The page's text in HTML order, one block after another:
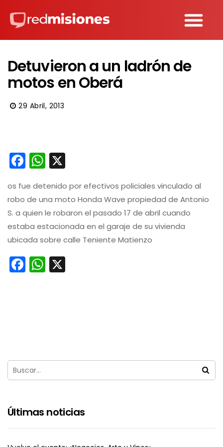
Detuvieron a un ladrón de
motos en Oberá
29 Abril, 2013
Facebook
WhatsApp
os fue detenido por efectivos policiales vinculado al
robo de una moto Honda Wave propiedad de Antonio
S. a quien le robaron el pasado 17 de abril cuando
estaba estacionada en el garaje de su vivienda
ubicada sobre calle Teniente Matienzo
Facebook
WhatsApp
Últimas noticias